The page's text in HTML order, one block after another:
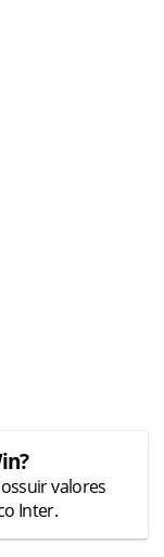
valores
Inter.